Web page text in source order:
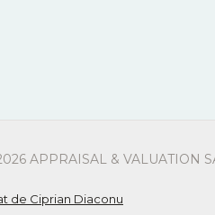
APPRAISAL & VALUATION
de Ciprian Diaconu